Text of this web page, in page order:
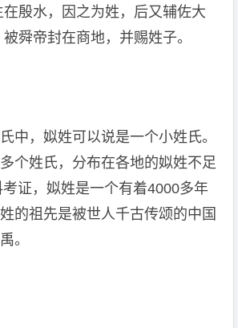
殷水，因之为姓，后又辅佐大
舜帝封在商地，并赐姓子。
中，姒姓可以说是一个小姓氏。
个姓氏，分布在各地的姒姓不足
证，姒姓是一个有着4000多年
的祖先是被世人千古传颂的中国
。